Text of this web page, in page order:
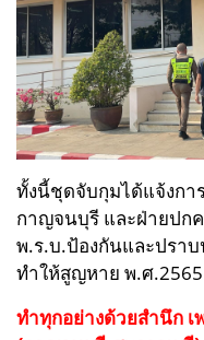
ทั้งนี้ชุดจับกุมได้แจ้งกา
กาญจนบุรี และฝ่ายปก
พ.ร.บ.ป้องกันและปรา
ทำให้สูญหาย พ.ศ
ทำทุกอย่างด้วยสำนึก เ